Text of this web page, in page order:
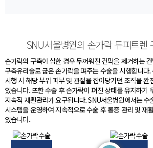
SNU서울병원의 손가락 듀피트렌
손가락의 구축이 심한 경우 두꺼워진 건막을 제거하는
구축유리술로 굽은 손가락을 펴주는 수술을 시행합니다.
시행 시 해당 부위 피부 및 관절을 잡아당기던 조직을 완
있습니다. 또한 수술 후 손가락이 펴진 상태를 유지하기
지속적 재활관리가 요구됩니다.SNU서울병원에서는 수
시스템을 운영하여 지속적으로 수술 후 통증 관리 및 재
있습니다.